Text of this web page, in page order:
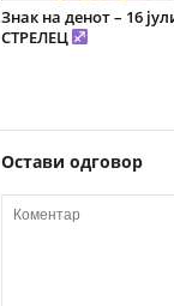
Знак на денот – 16
СТРЕЛЕЦ
Остави одговор